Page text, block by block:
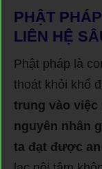
PHẬT
LIÊN HỆ
Phật pháp là
thoát khỏi khổ
trung vào việc
nguyên nhân
ta đạt được